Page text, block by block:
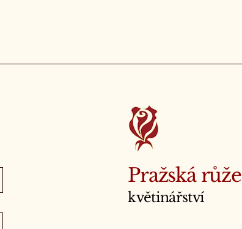
Pražská růže
květinářství